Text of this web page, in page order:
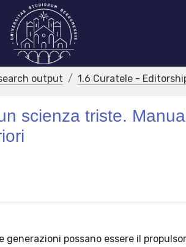
output 1.6 Curatele -
scienza triste.
generazioni possano essere il